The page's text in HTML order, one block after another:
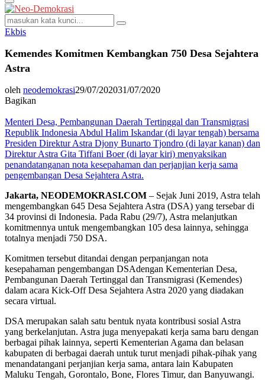
Primary
Menu
Search
for:
Search
Ekbis
Kemendes Komitmen Kembangkan 750 Desa Sejahtera
Astra
oleh neodemokrasi29/07/202031/07/2020
Bagikan
Menteri Desa, Pembangunan Daerah Tertinggal dan Transmigrasi
Republik Indonesia Abdul Halim Iskandar (di layar tengah) bersama
Presiden Direktur Astra Djony Bunarto Tjondro (di layar kanan) dan
Direktur Astra Gita Tiffani Boer (di layar kiri) menyaksikan
penandatanganan nota kesepahaman dan perjanjian kerja sama
pengembangan Desa Sejahtera Astra.
Jakarta, NEODEMOKRASI.COM – Sejak Juni 2019, Astra telah
mengembangkan 645 Desa Sejahtera Astra (DSA) yang tersebar di
34 provinsi di Indonesia. Pada Rabu (29/7), Astra melanjutkan
komitmennya untuk mengembangkan 105 desa lainnya, sehingga
totalnya menjadi 750 DSA.
Komitmen tersebut ditandai dengan perpanjangan nota
kesepahaman pengembangan DSAdengan Kementerian Desa,
Pembangunan Daerah Tertinggal dan Transmigrasi (Kemendes)
dalam acara Kick-Off Desa Sejahtera Astra 2020 yang diadakan
secara virtual.
DSA merupakan salah satu bentuk nyata kontribusi sosial Astra
yang berkelanjutan. Astra juga menyepakati kerja sama baru dengan
berbagai pihak lainnya, seperti Kementerian Agama dan belasan
kabupaten di berbagai daerah untuk turut menjadi pihak-pihak yang
menandatangani perjanjian kerja sama, antara lain Kabupaten
Maluku Tengah, Gorontalo, Bone, Flores Timur, dan Banyuwangi.